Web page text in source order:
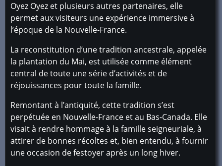
Oyez Oyez et plusieurs autres partenaires, elle
permet aux visiteurs une expérience immersive à
l’époque de la Nouvelle-France.
La reconstitution d’une tradition ancestrale, appelée
la plantation du Mai, est utilisée comme élément
central de toute une série d’activités et de
réjouissances pour toute la famille.
Remontant à l’antiquité, cette tradition s’est
perpétuée en Nouvelle-France et au Bas-Canada. Elle
visait à rendre hommage à la famille seigneuriale, à
attirer de bonnes récoltes et, bien entendu, à fournir
une occasion de festoyer après un long hiver.